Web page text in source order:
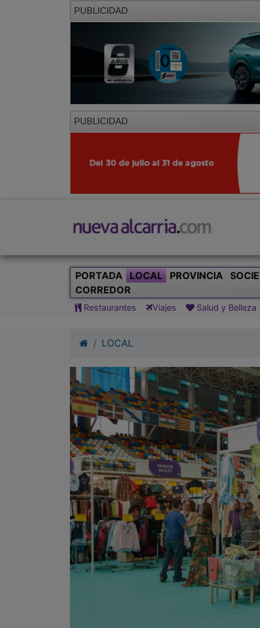
PUBLICIDAD
PUBLICIDAD
PORTADA LOCAL PROVINCIA
CORREDOR
Restaurantes Viajes Salud y Belleza
LOCAL